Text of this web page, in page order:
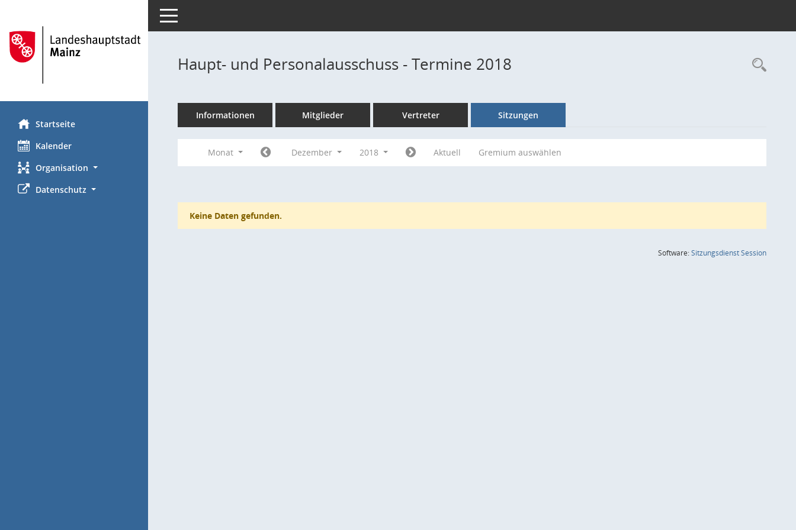
Startseite
Kalender
Organisation
Datenschutz
Toggle navigation
Haupt- und Personalausschuss - Termine 2018
Informationen Mitglieder Vertreter Sitzungen
Monat Dezember 2018 Aktuell Gremium auswählen
Keine Daten gefunden.
Software:SitzungsdienstSession(Wird in